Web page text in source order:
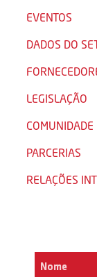
EVENTOS
DADOS DO
LEGISLAÇÃO
COMUNIDADE
PARCERIAS
RELAÇÕES